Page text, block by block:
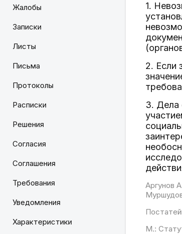
Жалобы
Записки
Листы
Письма
Протоколы
Расписки
Решения
Согласия
Соглашения
Требования
Уведомления
Характеристики
1.
2. Если
3. Дела
Аргунов
М.: